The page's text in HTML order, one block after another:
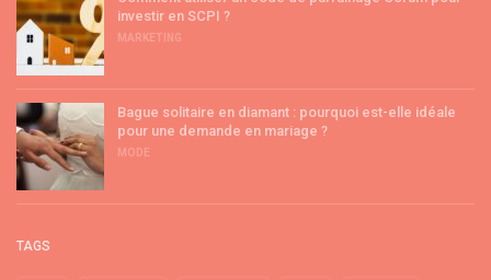
investir en SCPI ?
MARKETING
Bague solitaire en diamant : pourquoi est-elle idéale
pour une demande en mariage ?
MODE
TAGS